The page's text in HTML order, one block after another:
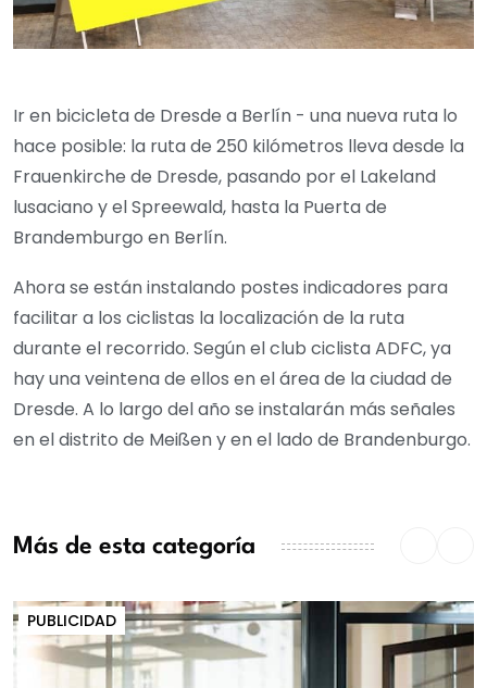
Ir en bicicleta de Dresde a Berlín - una nueva ruta lo
hace posible: la ruta de 250 kilómetros lleva desde la
Frauenkirche de Dresde, pasando por el Lakeland
lusaciano y el Spreewald, hasta la Puerta de
Brandemburgo en Berlín.
Ahora se están instalando postes indicadores para
facilitar a los ciclistas la localización de la ruta
durante el recorrido. Según el club ciclista ADFC, ya
hay una veintena de ellos en el área de la ciudad de
Dresde. A lo largo del año se instalarán más señales
en el distrito de Meißen y en el lado de Brandenburgo.
Más de esta categoría
PUBLICIDAD